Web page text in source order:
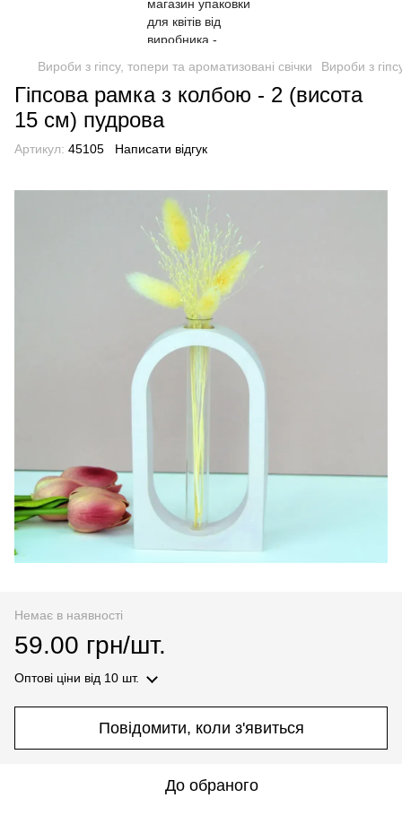
Вироби з гіпсу, топери та ароматизовані свічки Вироби з
Гіпсова рамка з колбою - 2 (висота
15 см) пудрова
Артикул: 45105 Написати відгук
Немає в наявності
59.00 грн/шт.
Оптові ціни від 10 шт.
Повідомити, коли з'явиться
До обраного